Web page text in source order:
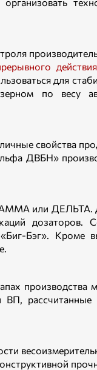
для
по весу
свойства
ДВБН»
или ДЕЛЬТА.
дозаторов.
Бэг». Кроме
производства
рассчитанные